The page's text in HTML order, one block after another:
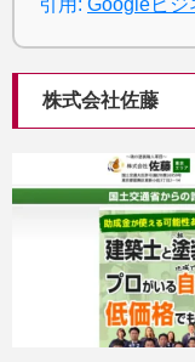
株式会社佐藤